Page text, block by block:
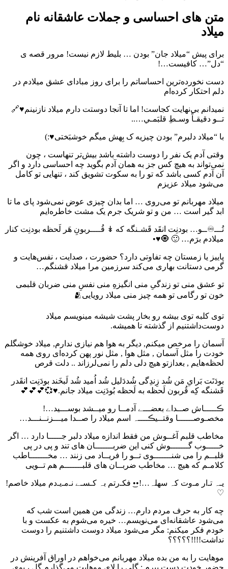
متن های احساسی و جملات عاشقانه نام
میلاد
برای پیش “میلاد جان” بودن … بلیط لازم نیست! مرور قصه ی
“دل”… کافیست…!
دست نخورده‌ترین احساساتم را براى روز مبادای عشق میلادم در
دلم احتکار کرده‌ام
نمیدانم بی‌نهایت کجاست! اما تا آنجا دوستت دارم میلاد نازنینم♥️🔗
تــو دقیقـاً وسـطِ قلبَمـي…..‌‌
با “میلاد دلبرم” بودن چیزیه ک بِهش میگم خوشبَختی♥️:)
وقتی آدم یک نفر را دوست داشته باشد بیش‌تر تنهاست ، چون
نمی‌تواند به هیچ کس جز به همان آدم بگوید چه احساسی دارد و اگر
آن آدم کسی باشد که تو را به سکوت تشویق کند ، تنهایی تو کامل
می‌شود میلاد عزیزم
میلاد مهربانم تو می‌روی … اما بدان چیزی عوض نمی‌شود پای ما تا
ابد گیر است … من و تو شریک جرم یک مشت خاطره‌ایم
تُـــ♾ــو… بودنِت انقَد قَشـنگه که ↡ قُــــربونِ هَر لَحظه بودنِت کنار
میلادم برَم… 🙂 🧿♥️•️
پاییز یا زمستان چه تفاوتی دارد؟ حضورت ، صدایت ، نفس‌هایت و
گرمی دستانت بهاری می‌کند سرزمین مرا میلاد قشنگم…
تو عشق منی تو زندگیِ منی انگیزهِ منی نفسِ منی ضربان قلبمی
خون تو رگامی تو همه چیز منی میلاد رویایی🫂
ﺗﻮﯼ ﮐﻠﺒﻪ ﺗﻮﯼ ﺑﯿﺸﻪ ﺭﻭ ﺑﺨﺎﺭ ﭘﺸﺖ ﺷﯿﺸﻪ ﻣﯿﻨﻮﯾﺴﻢ میلاد
دوست‌داشتنیم ﺍﺯ ﮔﺬﺷﺘﻪ ﺗﺎ ﻫﻤﯿﺸﻪ.
آسمان را مرخص میکنم, دیگر به هوا هم نیازی ندارم, میلاد خوشگلم
خودت را مثل آسمان , مثل هوا , مثل نور پهن کرده‌ای روی همه
لحظه‌هایم , بعدازتو هیچ دلی دلم را نمی‌لرزاند .. دلت قرص
بودَنَت بَرایِ مَن شُد زِندِگی شُددَلیل شُد اُمید شُد لَبخَند بودَنِت انقَدر
قَشنگه کِه قُربون لَحظه به لَحظه بُودَنِت میلاد جانم.♥️💞💕💕💕
ڪـــــاش صــداے بعضـــے آدمــا رو میــشد بوســـید…!
مخصـوصــــــا وقتــیڪــــہ اسم میلاد را صــدا میـــزنــنـــد…
مخاطب قلبم ﺁﻏــﻮش ﻣﻦ ﻓﻘﻂ ﺍﻧﺪﺍﺯﻩ میلاد دلبر ﺟـــــﺎ ﺩﺍﺭﺩ … ﺍﮔﺮ
ﺧـــــﻮﺏ ﮔـــــــﻮﺵ ﮐﻨﯽ ﺍﯾﻦ ﺿﺮﺑـــــــﺎﻥ ﻫﺎﯼ ﺗﻨﺪ ﻭ ﭘﯽ ﺩﺭ ﭘﯽ
ﻗﻠﺒــﻢ ﺭﺍ ﻣﯽ ﺷﻨـــــــﻮﯼ تــو ﺭﺍ ﻓﺮﯾــﺎﺩ ﻣﯽ ﺯﻧﻨﺪ … ﻣﺨـــــــﺎﻃﺐ
ﮐﻼﻣـﻢ ﮐﻪ ﻫﯿﭻ … ﻣﺨﺎﻃﺐ ﺿﺮﺑــﺎﻥ ﻫﺎﯼ ﻗﻠﺒـــــــﻢ ﻫﻢ تــوﯾﯽ
یـہ تـ‌ار مـ‌وت کہ سهلہ…!••͜ فکـ‌رتم بہ کـسـے نـ‌مـ‌یـ‌دم میلاد خاصم!
♡
چه کار به حرف مردم دارم… زندگی من همین است شب که
می‌شود عاشقانه‌ای می‌نویسم… خیره می‌شوم به عکست و با
خودم فکر میکنم: مگر می‌شود میلاد دوست داشتنیم را دوست
نداشت!!!!؟؟؟؟؟
موهایت را به من بده میلاد مهربانم می‌خواهم در اوراق آفرینش در
حضور خودت دست ببرم : گلی را لای موهایت می‌گذارم گل ، بوی